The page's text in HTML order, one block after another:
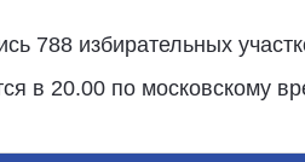
788 избирательных
в 20.00 по московскому